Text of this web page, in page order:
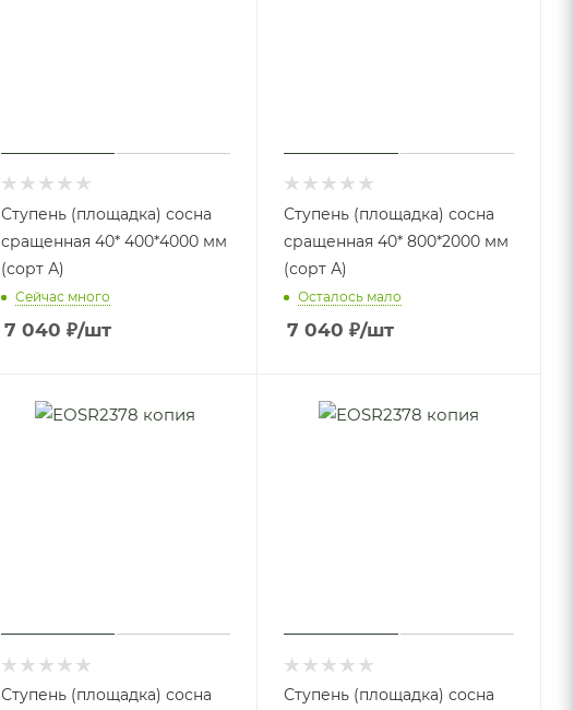
Ступень (площадка) сосна
сращенная 40* 400*4000 мм
(сорт А)
Сейчас много
7 040 ₽/шт
Ступень (площадка) сосна
сращенная 40* 800*2000 мм
(сорт А)
Осталось мало
7 040 ₽/шт
Ступень (площадка) сосна Ступень (площадка) сосна